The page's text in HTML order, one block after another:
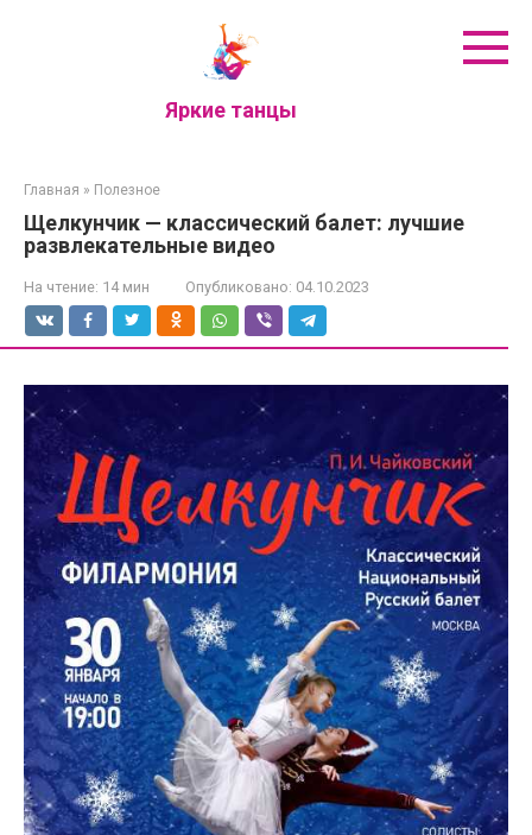
Яркие танцы
Главная » Полезное
Щелкунчик — классический балет: лучшие
развлекательные видео
На чтение: 14 мин Опубликовано: 04.10.2023